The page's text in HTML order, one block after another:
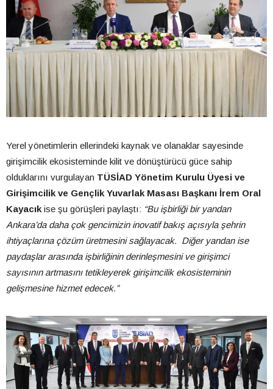
Yerel yönetimlerin ellerindeki kaynak ve olanaklar sayesinde
girişimcilik ekosisteminde kilit ve dönüştürücü güce sahip
olduklarını vurgulayan TÜSİAD Yönetim Kurulu Üyesi ve
Girişimcilik ve Gençlik Yuvarlak Masası Başkanı İrem Oral
Kayacık ise şu görüşleri paylaştı: “Bu işbirliği bir yandan
Ankara’da daha çok gencimizin inovatif bakış açısıyla şehrin
ihtiyaçlarına çözüm üretmesini sağlayacak. Diğer yandan ise
paydaşlar arasında işbirliğinin derinleşmesini ve girişimci
sayısının artmasını tetikleyerek girişimcilik ekosisteminin
gelişmesine hizmet edecek.”